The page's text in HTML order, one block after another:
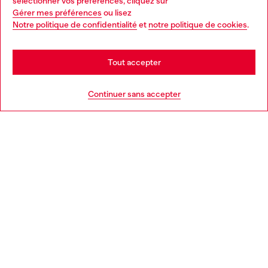
Gérer mes préférences ou lisez
Notre politique de confidentialitéet notre politique de cookies.
Continuer sans accepter
Tout accepter
En savoir plus
You are currently browsing France website, but it seems you
may be based in United States